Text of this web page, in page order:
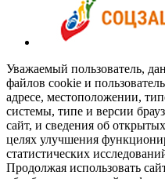
Уважаемый пользователь,
файлов cookie и
адресе, местоположении,
системы, типе и версии
сайт, и сведения об
целях улучшения
статистических
Продолжая использовать